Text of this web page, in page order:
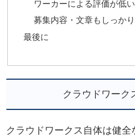
ワーカーによる評価が低
募集内容・文章もしっか
最後に
クラウドワーク
クラウドワークス自体は健